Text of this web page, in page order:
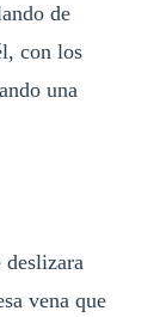
de
con los
una
vena que